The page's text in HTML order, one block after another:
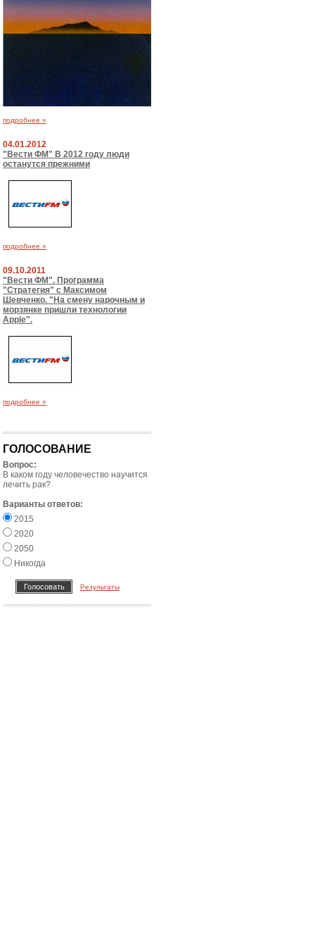
подробнее »
04.01.2012
"Вести ФМ" В 2012 году люди
останутся прежними
подробнее »
09.10.2011
"Вести ФМ". Программа
"Стратегия" с Максимом
Шевченко. "На смену нарочным и
морзянке пришли технологии
Apple".
подробнее »
ГОЛОСОВАНИЕ
Вопрос:
В каком году человечество научится
лечить рак?
Варианты ответов:
2015
2020
2050
Никогда
Результаты